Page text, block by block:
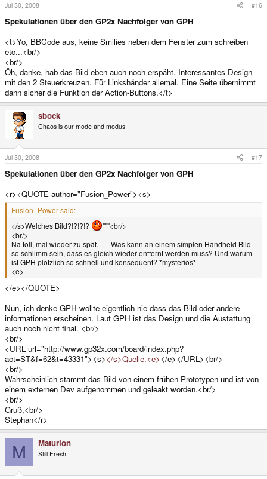
Jul 30, 2008 #16
Spekulationen über den GP2x Nachfolger von GPH
<t>Yo, BBCode aus, keine Smilies neben dem Fenster zum schreiben
etc...<br/>
<br/>
Öh, danke, hab das Bild eben auch noch erspäht. Interessantes Design
mit den 2 Steuerkreuzen. Für Linkshänder allemal. Eine Seite übernimmt
dann sicher die Funktion der Action-Buttons.</t>
sbock
Chaos is our mode and modus
Jul 30, 2008 #17
Spekulationen über den GP2x Nachfolger von GPH
<r><QUOTE author="Fusion_Power"><s>
Fusion_Power said:
</s>Welches Bild?!?!?!?
"""<br/>
<br/>
Na toll, mal wieder zu spät. -_- Was kann an einem simplen Handheld Bild
so schlimm sein, dass es gleich wieder entfernt werden muss? Und warum
ist GPH plötzlich so schnell und konsequent? *mysteriös*
<e>
</e></QUOTE>
Nun, ich denke GPH wollte eigentlich nie dass das Bild oder andere
informationen erscheinen. Laut GPH ist das Design und die Austattung
auch noch nicht final. <br/>
<br/>
<URL url="http://www.gp32x.com/board/index.php?
act=ST&f=62&t=43331"><s></s>Quelle.<e></e></URL><br/>
<br/>
Wahrscheinlich stammt das Bild von einem frühen Prototypen und ist von
einem externen Dev aufgenommen und geleakt worden.<br/>
<br/>
Gruß,<br/>
Stephan</r>
M Maturion
Still Fresh